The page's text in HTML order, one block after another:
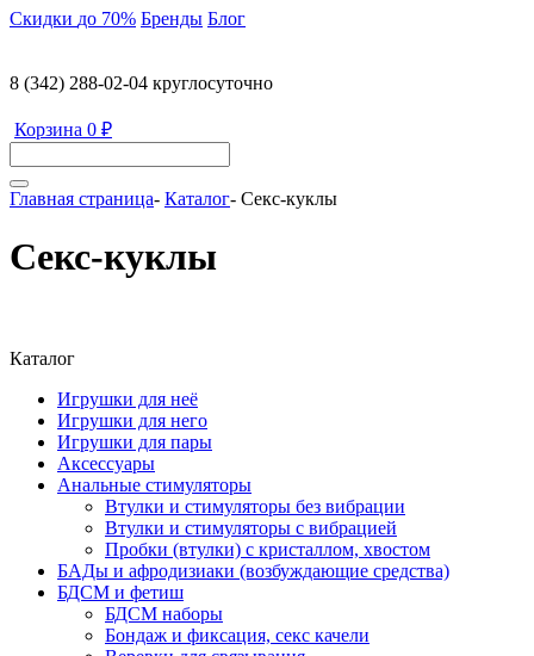
Скидки до 70% Бренды Блог
8 (342) 288-02-04 круглосуточно
Корзина 0 ₽
Главная страница- Каталог- Секс-куклы
Секс-куклы
Каталог
Игрушки для неё
Игрушки для него
Игрушки для пары
Аксессуары
Анальные стимуляторы
Втулки и стимуляторы без вибрации
Втулки и стимуляторы с вибрацией
Пробки (втулки) с кристаллом, хвостом
БАДы и афродизиаки (возбуждающие средства)
БДСМ и фетиш
БДСМ наборы
Бондаж и фиксация, секс качели